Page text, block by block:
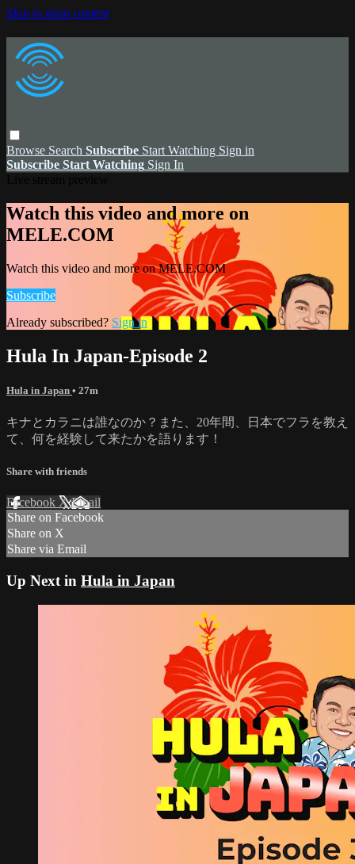
Skip to main content
Browse Search Subscribe Start Watching Sign in
Subscribe Start Watching Sign In
Watch this video and more on
MELE.COM
Watch this video and more on MELE.COM
Subscribe
Already subscribed? Sign in
Hula In Japan-Episode 2
Hula in Japan • 27m
キナとカラニは誰なのか？また、20年間、日本でフラを教え
て、何を経験して来たかを語ります！
Share with friends
Facebook XEmail
Share on Facebook
Share on X
Share via Email
Up Next in Hula in Japan